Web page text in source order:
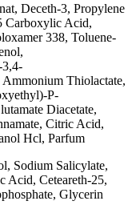
Deceth-3, Propylene
Carboxylic Acid,
338, Toluene-
Thiolactate,
P-
Diacetate,
Citric Acid,
Hcl, Parfum
Sodium Salicylate,
Acid, Ceteareth-25,
Glycerin